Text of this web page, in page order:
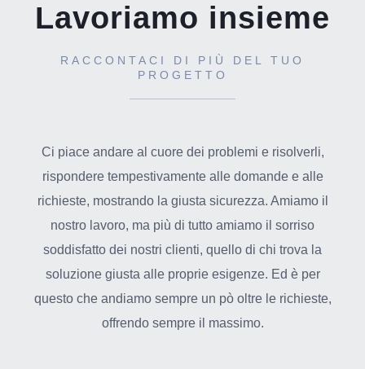
Lavoriamo insieme
RACCONTACI DI PIÙ DEL TUO
PROGETTO
Ci piace andare al cuore dei problemi e risolverli,
rispondere tempestivamente alle domande e alle
richieste, mostrando la giusta sicurezza. Amiamo il
nostro lavoro, ma più di tutto amiamo il sorriso
soddisfatto dei nostri clienti, quello di chi trova la
soluzione giusta alle proprie esigenze. Ed è per
questo che andiamo sempre un pò oltre le richieste,
offrendo sempre il massimo.